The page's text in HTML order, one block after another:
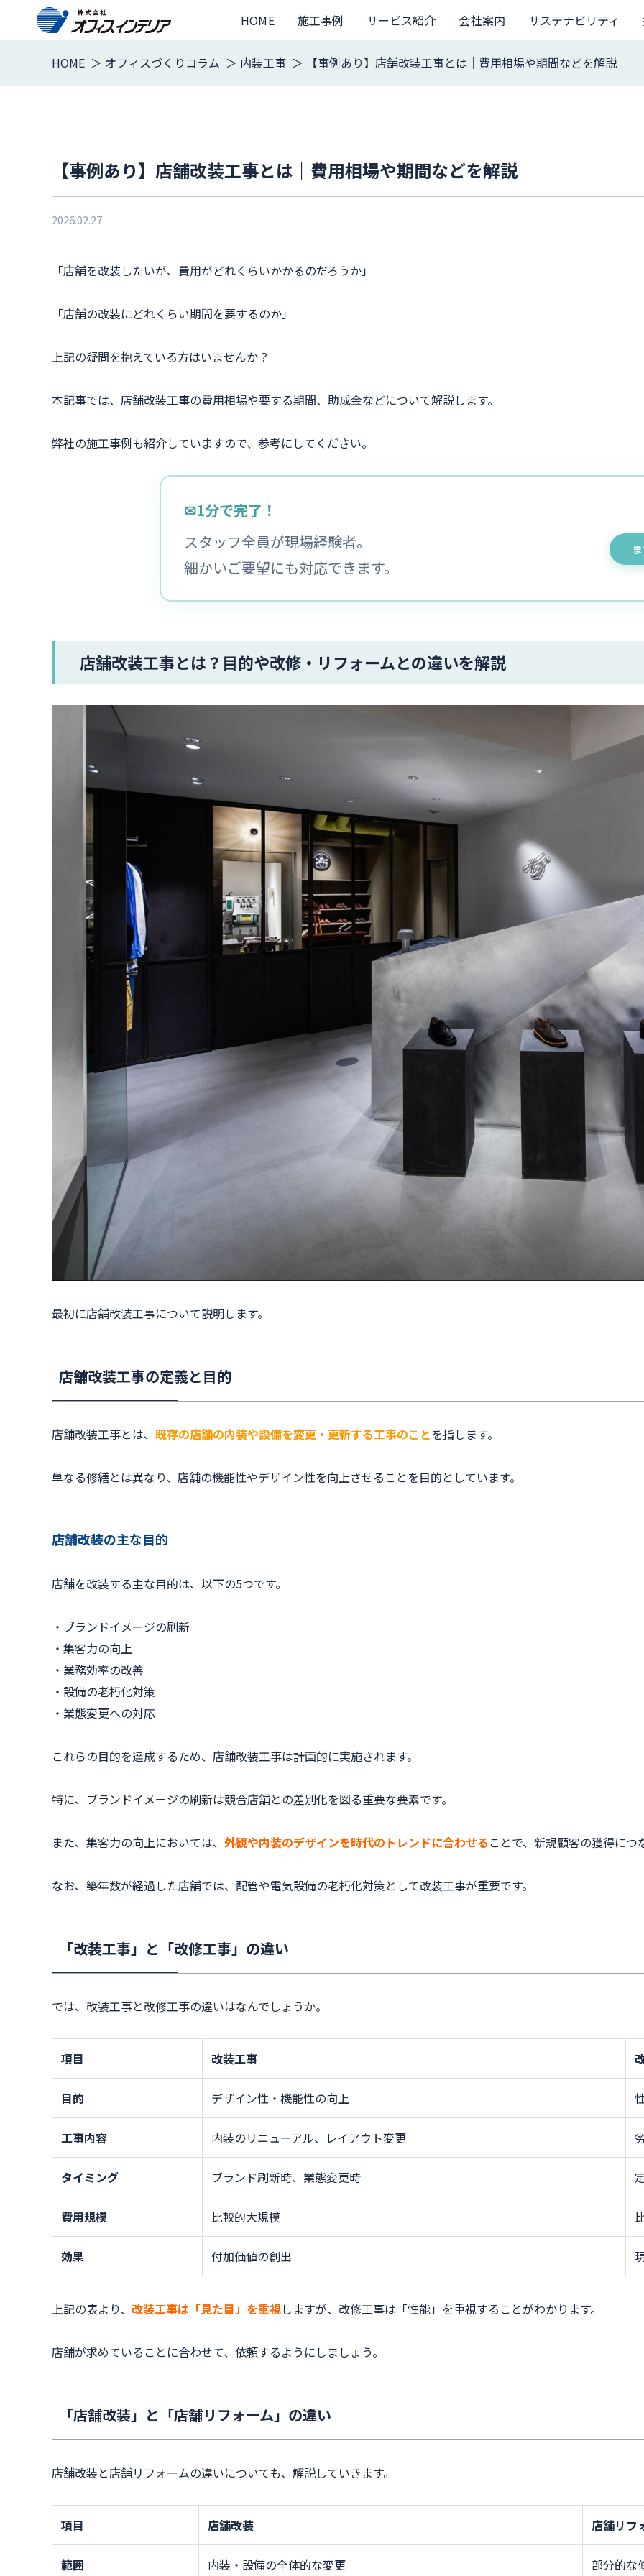
HOME 施工事例 サービス紹介 会社案内 サステナビリティ
HOME オフィスづくりコラム 内装工事 【事例あり】店舗改装工事とは｜費用相場や期間などを解説
【事例あり】店舗改装工事とは｜費用相場や期間などを解説
2026.02.27
「店舗を改装したいが、費用がどれくらいかかるのだろうか」
「店舗の改装にどれくらい期間を要するのか」
上記の疑問を抱えている方はいませんか？
本記事では、店舗改装工事の費用相場や要する期間、助成金などについて解説します。
弊社の施工事例も紹介していますので、参考にしてください。
✉1分で完了！
スタッフ全員が現場経験者。
細かいご要望にも対応できます。
店舗改装工事とは？目的や改修・リフォームとの違いを解説
最初に店舗改装工事について説明します。
店舗改装工事の定義と目的
店舗改装工事とは、 既存の店舗の内装や設備を変更・更新する工事のことを指します。
単なる修繕とは異なり、店舗の機能性やデザイン性を向上させることを目的としています。
店舗改装の主な目的
店舗を改装する主な目的は、以下の5つです。
・ブランドイメージの刷新
・集客力の向上
・業務効率の改善
・設備の老朽化対策
・業態変更への対応
これらの目的を達成するため、店舗改装工事は計画的に実施されます。
特に、ブランドイメージの刷新は競合店舗との差別化を図る重要な要素です。
また、集客力の向上においては、 外観や内装のデザインを時代のトレンドに合わせることで、新規顧客の獲得につ
なお、築年数が経過した店舗では、配管や電気設備の老朽化対策として改装工事が重要です。
「改装工事」と「改修工事」の違い
では、改装工事と改修工事の違いはなんでしょうか。
項目 改装工事
目的 デザイン性・機能性の向上
工事内容 内装のリニューアル、レイアウト変更
タイミング ブランド刷新時、業態変更時
費用規模 比較的大規模
効果 付加価値の創出
上記の表より、 改装工事は「見た目」を重視しますが、改修工事は「性能」を重視することがわかります。
店舗が求めていることに合わせて、依頼するようにしましょう。
「店舗改装」と「店舗リフォーム」の違い
店舗改装と店舗リフォームの違いについても、解説していきます。
項目 店舗改装 店舗リフ
範囲 内装・設備の全体的な変更 部分的な